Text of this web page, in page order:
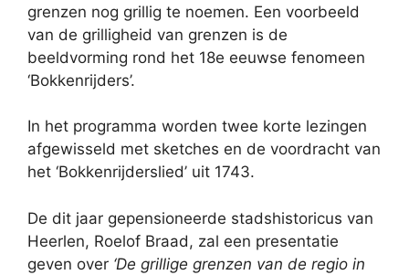
grenzen nog grillig te noemen. Een voorbeeld
van de grilligheid van grenzen is de
beeldvorming rond het 18e eeuwse fenomeen
‘Bokkenrijders’.
In het programma worden twee korte lezingen
afgewisseld met sketches en de voordracht van
het ‘Bokkenrijderslied’ uit 1743.
De dit jaar gepensioneerde stadshistoricus van
Heerlen, Roelof Braad, zal een presentatie
geven over ‘De grillige grenzen van de regio in